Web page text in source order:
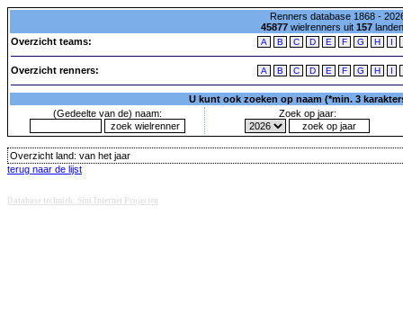
Renners database 1868 -
45877wielrenners uit 157
Overzicht teams:
A B C D E F G H I
Overzicht renners: A B C D E F G H I
U kunt ook zoeken op naam (*min. 3
(Gedeelte van de) naam:
Zoek op jaar:
Overzicht land: van het jaar
terug naar de lijst
Database techniek: Sini Internet Projecten